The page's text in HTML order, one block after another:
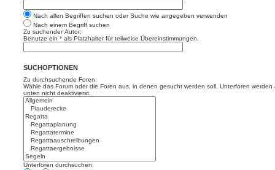
Nach allen Begriffen suchen oder Suche wie angegeben verwenden
Nach einem Begriff suchen
Zu suchender Autor:
Benutze ein * als Platzhalter für teilweise Übereinstimmungen.
SUCHOPTIONEN
Zu durchsuchende Foren:
Wähle das Forum oder die Foren aus, in denen gesucht werden soll. Unterforen
unten nicht deaktivierst.
Unterforen durchsuchen: